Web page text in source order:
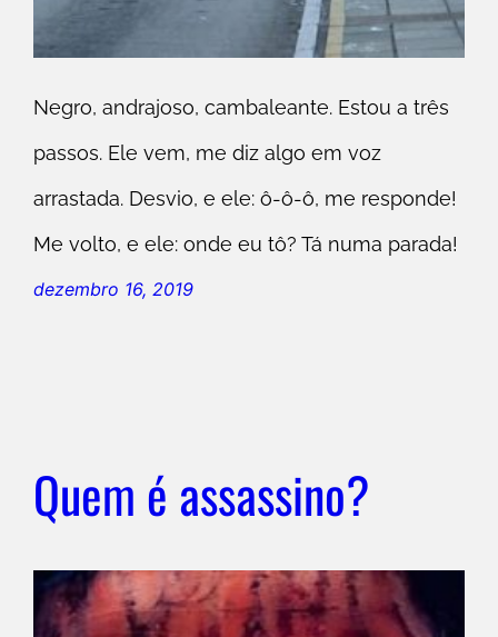
Negro, andrajoso, cambaleante. Estou a três
passos. Ele vem, me diz algo em voz
arrastada. Desvio, e ele: ô-ô-ô, me responde!
Me volto, e ele: onde eu tô? Tá numa parada!
dezembro 16, 2019
Quem é assassino?